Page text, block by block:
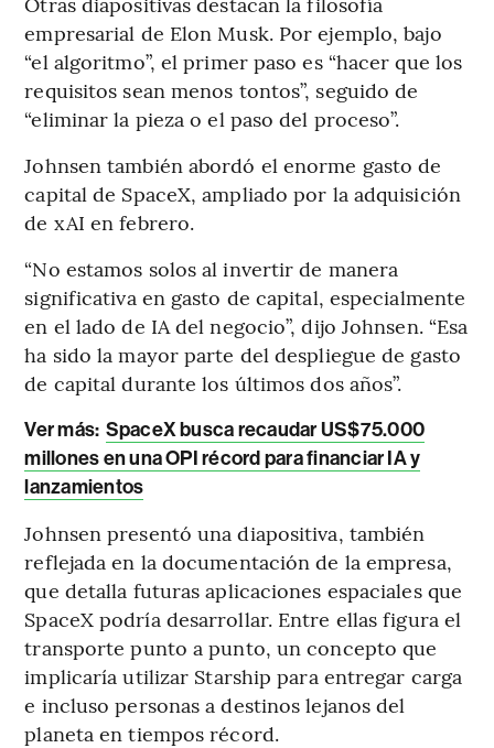
empresarial de Elon Musk. Por ejemplo, bajo
“el algoritmo”, el primer paso es “hacer que los
requisitos sean menos tontos”, seguido de
“eliminar la pieza o el paso del proceso”.
Johnsen también abordó el enorme gasto de
capital de SpaceX, ampliado por la adquisición
de xAI en febrero.
“No estamos solos al invertir de manera
significativa en gasto de capital, especialmente
en el lado de IA del negocio”, dijo Johnsen. “Esa
ha sido la mayor parte del despliegue de gasto
de capital durante los últimos dos años”.
Ver más: SpaceX busca recaudar US$75.000
millones en una OPI récord para financiar IA y
lanzamientos
Johnsen presentó una diapositiva, también
reflejada en la documentación de la empresa,
que detalla futuras aplicaciones espaciales que
SpaceX podría desarrollar. Entre ellas figura el
transporte punto a punto, un concepto que
implicaría utilizar Starship para entregar carga
e incluso personas a destinos lejanos del
planeta en tiempos récord.